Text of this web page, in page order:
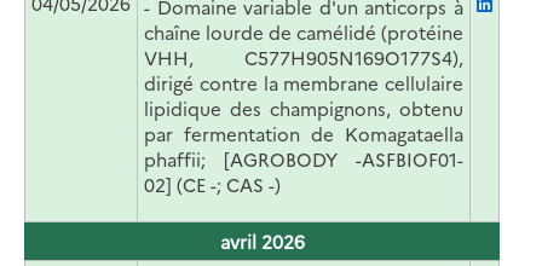
- Domaine variable d'un anticorps à
chaîne lourde de camélidé (protéine
VHH, C577H905N169O177S4),
dirigé contre la membrane cellulaire
lipidique des champignons, obtenu
par fermentation de Komagataella
phaffii; [AGROBODY -ASFBIOF01-
02] (CE -; CAS -)
avril 2026